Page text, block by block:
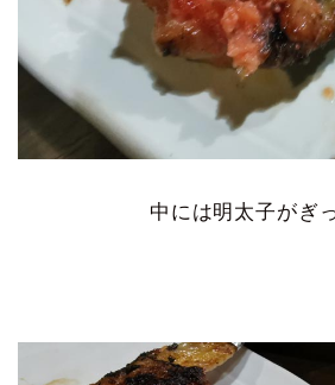
中には明太子がぎ